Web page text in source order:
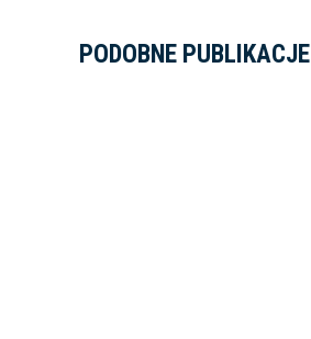
PODOBNE PUBLIKACJE